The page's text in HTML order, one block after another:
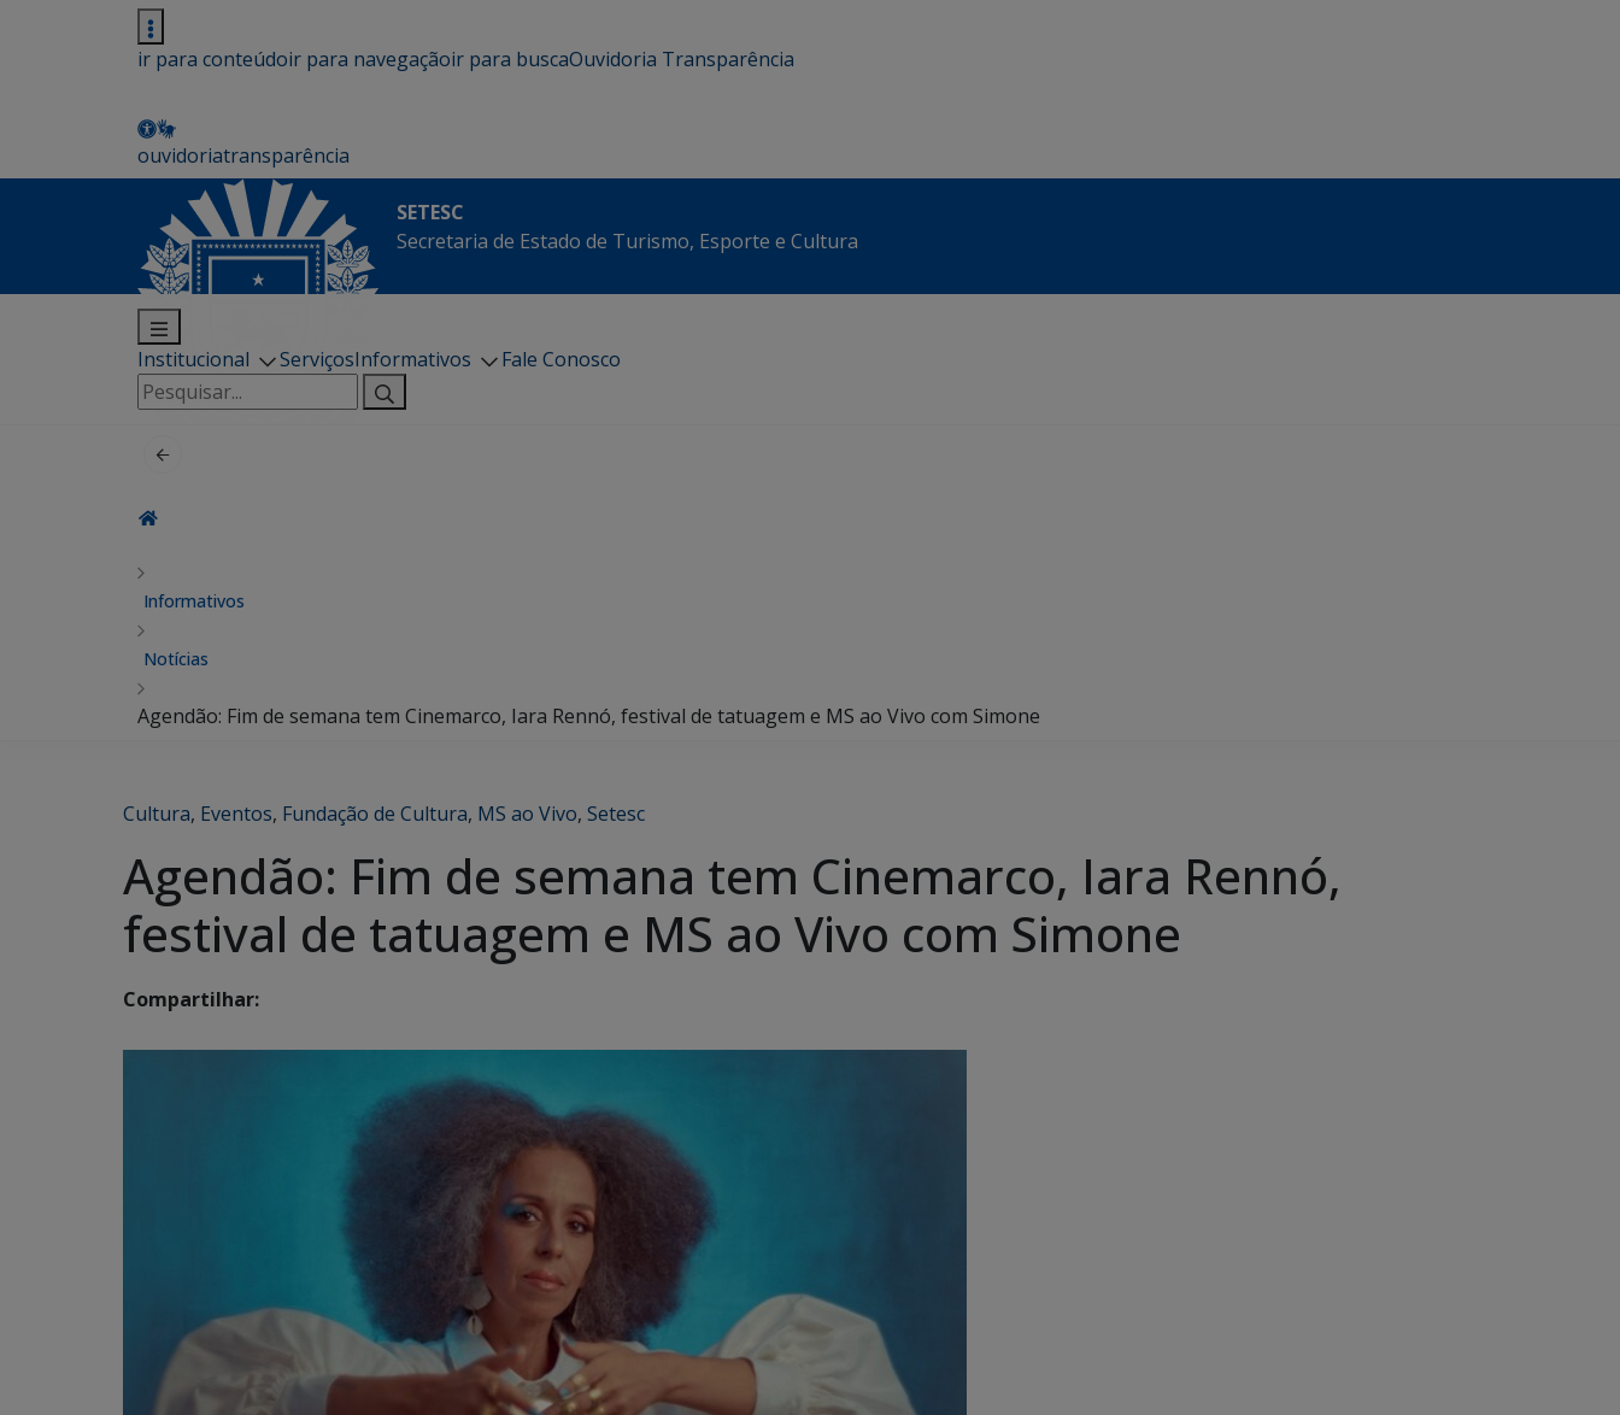
ir para conteúdoir para navegaçãoir para buscaOuvidoria Transparência
ouvidoriatransparência
SETESC
Secretaria de Estado de Turismo, Esporte e Cultura
Institucional ServiçosInformativos
Fale Conosco
Pesquisar
por:
Informativos
Notícias
Agendão: Fim de semana tem Cinemarco, Iara Rennó, festival de tatuagem e MS ao Vivo com Simone
Cultura, Eventos, Fundação de Cultura, MS ao Vivo, Setesc
Agendão: Fim de semana tem Cinemarco, Iara Rennó,
festival de tatuagem e MS ao Vivo com Simone
Compartilhar: